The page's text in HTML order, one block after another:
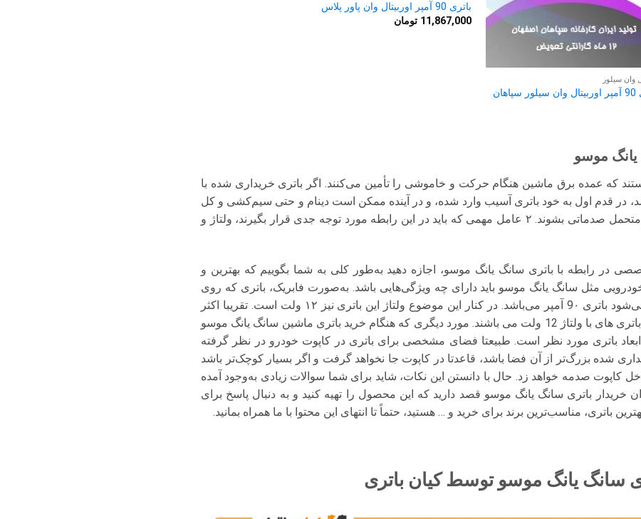
وان سیلور
باتری 90 آمپر اوربیتال وان پاور پلاس
11,867,000 تومان
موسو
۲ عاملی هستند که عمده برق ماشین هنگام حرکت و خاموشی را تأمین می‌کنند. اگر باتری خریداری شده با
در قدم اول به خود باتری آسیب وارد شده، و در آینده ممکن است دینام و حتی سیم‌کشی و کل
سیستم برقی ماشین نیز متحمل صدماتی بشوند. ۲ عامل مهمی که باید در این رابطه مورد توجه جدی قرار بگیرند، ولتاژ و
در رابطه با باتری سانگ یانگ موسو، اجازه دهید به‌طور کلی به شما بگوییم که بهترین و
مثل سانگ یانگ موسو باید دارای چه ویژگی‌هایی باشد. به‌صورت فابریک، باتری که روی
سانگ یانگ موسو سوار می‌شود باتری 9۰ آمپر می‌باشد. در کنار این موضوع ولتاژ این باتری نیز ۱۲ ولت است. تقریبا اکثر
خودروهای سواری دارای باتری های با ولتاژ 12 ولت می باشند. مورد دیگری که هنگام خرید باتری ماشین سانگ یانگ موسو
ابعاد باتری مورد نظر است. طبیعتا فضای مشخصی برای باتری در کاپوت خودرو در نظر گرفته
شده بزرگ‌تر از آن فضا باشد، قاعدتا در کاپوت جا نخواهد گرفت و اگر بسیار کوچک‌تر باشد
کاپوت صدمه خواهد زد. حال با دانستن این نکات، شاید برای شما سوالات زیادی به‌وجود آمده
خریدار باتری سانگ یانگ موسو قصد دارید که این محصول را تهیه کنید و به دنبال پاسخ برای
باتری، مناسب‌ترین برند برای خرید و … هستید، حتماً تا انتهای این محتوا با ما همراه بمانید.
سانگ یانگ موسو توسط کیان باتری